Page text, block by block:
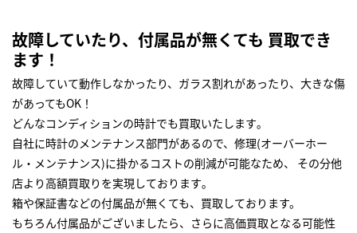
故障していたり、付属品が無くても 買取でき
ます！
故障していて動作しなかったり、ガラス割れがあったり、大きな傷
があってもOK！
どんなコンディションの時計でも買取いたします｡
自社に時計のメンテナンス部門があるので、修理(オーバーホー
ル・メンテナンス)に掛かるコストの削減が可能なため、 その分他
店より高額買取りを実現しております｡
箱や保証書などの付属品が無くても、買取しております。
もちろん付属品がございましたら、さらに高価買取となる可能性